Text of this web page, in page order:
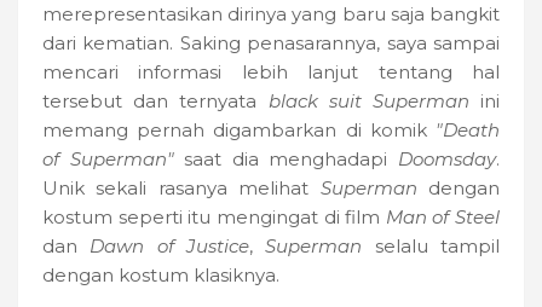
merepresentasikan dirinya yang baru saja bangkit
dari kematian. Saking penasarannya, saya sampai
mencari informasi lebih lanjut tentang hal
tersebut dan ternyata black suit Superman ini
memang pernah digambarkan di komik "Death
of Superman" saat dia menghadapi Doomsday.
Unik sekali rasanya melihat Superman dengan
kostum seperti itu mengingat di film Man of Steel
dan Dawn of Justice,Superman selalu tampil
dengan kostum klasiknya.